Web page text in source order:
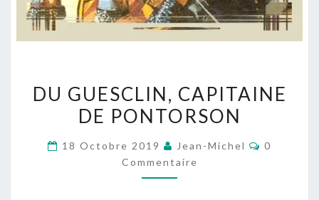
GUESCLIN,
CAPITAINE
PONTORSON
DU GUESCLIN, CAPITAINE
DE PONTORSON
18 Octobre 2019 Jean-Michel
0
Commentaire